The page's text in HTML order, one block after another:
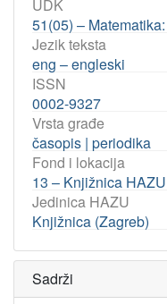
UDK
51(05) –
Jezik teksta
eng – engleski
ISSN
0002-9327
Vrsta građe
časopis | periodika
Fond i lokacija
13 – Knjižnica
Jedinica HAZU
Knjižnica (Zagreb)
Sadrži